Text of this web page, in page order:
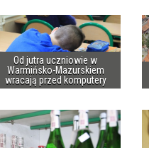
Od jutra uczniowie w
Warmińsko-Mazurskiem
wracają przed komputery